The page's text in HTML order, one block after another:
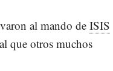
al mando de ISIS
que otros muchos